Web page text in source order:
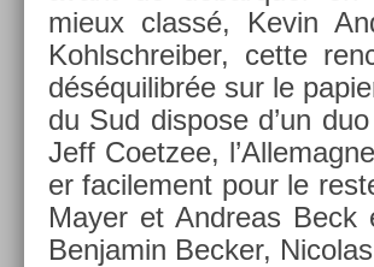
mieux classé, Kevin
Kohlschreib­er, cette
déséquilibrée sur le
du Sud dis­pose d’un
Jeff Co­et­zee,
er facile­ment pour le
Mayer et An­dreas
Be­njamin Be­ck­er,